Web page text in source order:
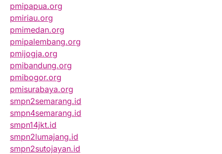
pmipapua.org
pmiriau.org
pmimedan.org
pmipalembang.org
pmijogja.org
pmibandung.org
pmibogor.org
pmisurabaya.org
smpn2semarang.id
smpn4semarang.id
smpn14jkt.id
smpn2lumajang.id
smpn2sutojayan.id